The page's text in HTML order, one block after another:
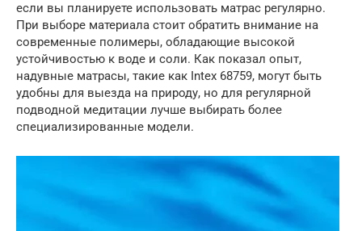
если вы планируете использовать матрас регулярно.
При выборе материала стоит обратить внимание на
современные полимеры, обладающие высокой
устойчивостью к воде и соли. Как показал опыт,
надувные матрасы, такие как Intex 68759, могут быть
удобны для выезда на природу, но для регулярной
подводной медитации лучше выбирать более
специализированные модели.